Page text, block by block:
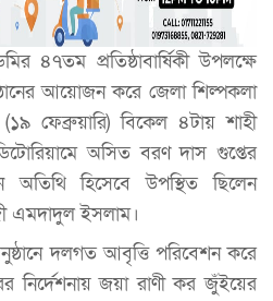
৪৭তম প্রতিষ্ঠাবার্ষিকী উপলক্ষে
আয়োজন করে জেলা শিল্পকলা
ফেব্রুয়ারি) বিকেল ৪টায় শাহী
অসিত বরণ দাস গুপ্তের
অতিথি হিসেবে উপস্থিত ছিলেন
এমদাদুল ইসলাম।
দলগত আবৃত্তি পরিবেশন করে
নির্দেশনায় জয়া রাণী কর জুঁইয়ের